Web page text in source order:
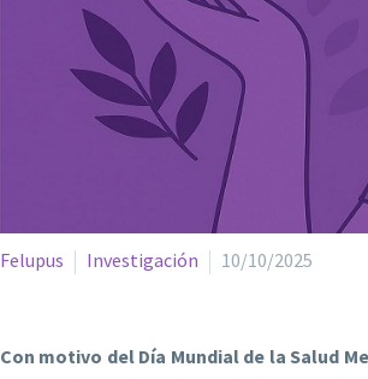
Felupus Investigación 10/10/2025
Con motivo del Día Mundial de la Salud